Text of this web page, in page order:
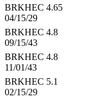
BRKHEC 4.65
04/15/29
BRKHEC 4.8
09/15/43
BRKHEC 4.8
11/01/43
BRKHEC 5.1
02/15/29